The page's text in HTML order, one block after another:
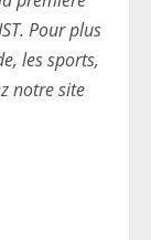
Pour plus
les sports,
notre site